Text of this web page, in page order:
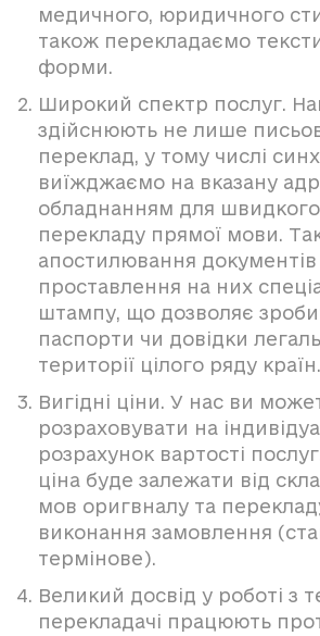
медичного, юридичного
також перекладаємо
форми.
Широкий спектр послуг.
здійснюють не лише
переклад, у тому числі
виїжджаємо на вказану
обладнанням для швидкого
перекладу прямої мови.
апостилювання документів
проставлення на них
штампу, що дозволяє
паспорти чи довідки
території цілого ряду країн.
Вигідні ціни. У нас ви
розраховувати на
розрахунок вартості
ціна буде залежати від
мов оригвналу та
виконання замовлення
термінове).
Великий досвід у роботі з
перекладачі працюють